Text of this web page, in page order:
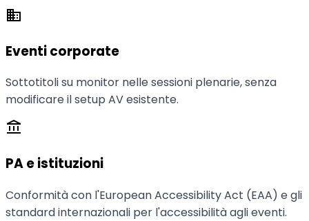
business
Eventi corporate
Sottotitoli su monitor nelle sessioni plenarie, senza
modificare il setup AV esistente.
account_balance
PA e istituzioni
Conformità con l'European Accessibility Act (EAA) e gli
standard internazionali per l'accessibilità agli eventi.